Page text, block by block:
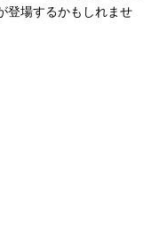
登場するかもしれませ